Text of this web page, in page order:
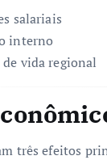
salariais
interno
vida regional
três efeitos